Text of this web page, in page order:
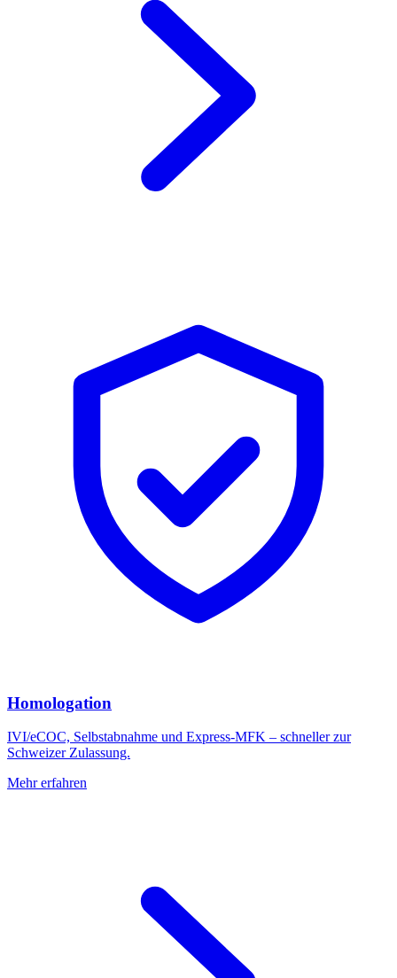
Homologation
IVI/eCOC, Selbstabnahme und Express-MFK – schneller zur
Schweizer Zulassung.
Mehr erfahren